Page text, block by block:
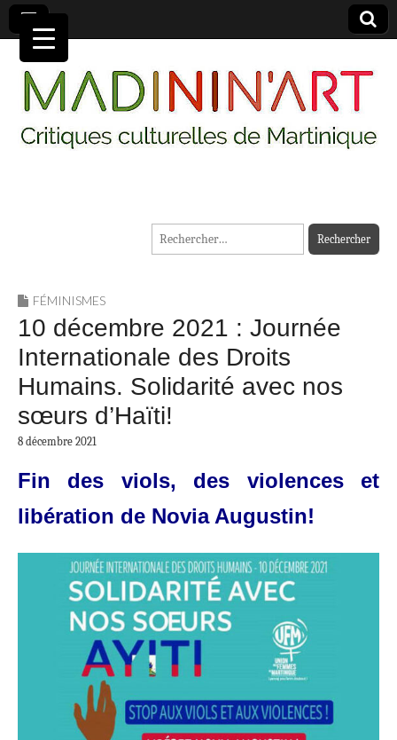
MADININ'ART
Rechercher :
FÉMINISMES
10 décembre 2021 : Journée
Internationale des Droits
Humains. Solidarité avec nos
sœurs d’Haïti!
8 décembre 2021
Fin des viols, des violences et
libération de Novia Augustin!